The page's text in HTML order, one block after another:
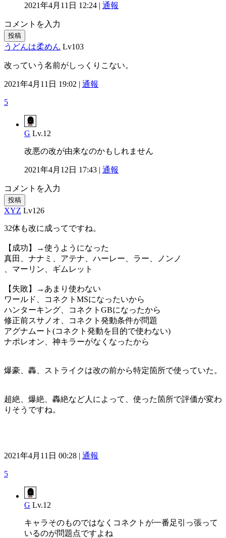
2021年4月11日 12:24 | 通報
コメントを入力
投稿
うどんは柔めん Lv103
改っていう名前がしっくりこない。
2021年4月11日 19:02 | 通報
5
G Lv.12
改悪の改が由来なのかもしれません
2021年4月12日 17:43 | 通報
コメントを入力
投稿
XYZ Lv126
32体も改に成ってですね。
【成功】→使うようになった
真田、ナナミ、アテナ、ハーレー、ラー、ノンノ
、マーリン、ギムレット
【失敗】→あまり使わない
ワールド、コネクトMSになったいから
ハンターキング、コネクトGBになったから
修正前スサノオ、コネクト発動条件が問題
アグナムート(コネクト発動を目的で使わない)
ナポレオン、神キラーがなくなったから
爆豪、轟、ストライクは改の前から特定箇所で使っていた。
超絶、爆絶、轟絶など人によって、使った箇所で評価が変わ
りそうですね。
2021年4月11日 00:28 | 通報
5
G Lv.12
キャラそのものではなくコネクトが一番足引っ張って
いるのが問題点ですよね